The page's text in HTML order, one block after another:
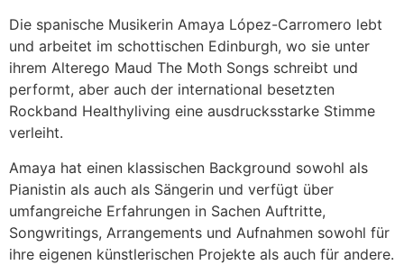
Die spanische Musikerin Amaya López-Carromero lebt
und arbeitet im schottischen Edinburgh, wo sie unter
ihrem Alterego Maud The Moth Songs schreibt und
performt, aber auch der international besetzten
Rockband Healthyliving eine ausdrucksstarke Stimme
verleiht.
Amaya hat einen klassischen Background sowohl als
Pianistin als auch als Sängerin und verfügt über
umfangreiche Erfahrungen in Sachen Auftritte,
Songwritings, Arrangements und Aufnahmen sowohl für
ihre eigenen künstlerischen Projekte als auch für andere.